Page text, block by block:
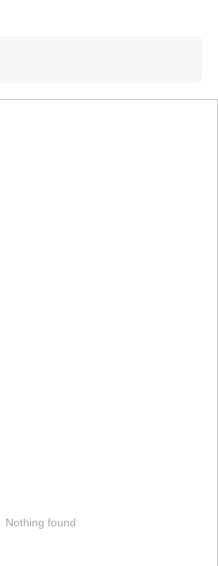
Nothing found